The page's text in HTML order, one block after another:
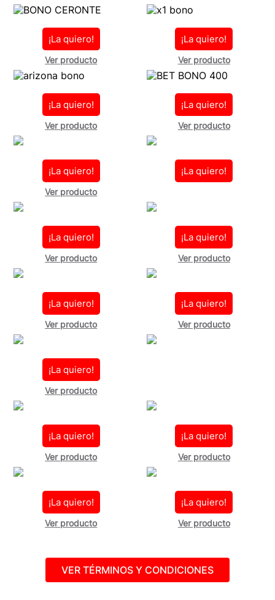
¡La quiero!
Ver producto
¡La quiero!
Ver producto
¡La quiero!
Ver producto
¡La quiero!
Ver producto
¡La quiero!
Ver producto
¡La quiero!
¡La quiero!
Ver producto
¡La quiero!
Ver producto
¡La quiero!
Ver producto
¡La quiero!
Ver producto
¡La quiero!
Ver producto
¡La quiero!
Ver producto
¡La quiero!
Ver producto
¡La quiero!
Ver producto
¡La quiero!
Ver producto
VER TÉRMINOS Y CONDICIONES